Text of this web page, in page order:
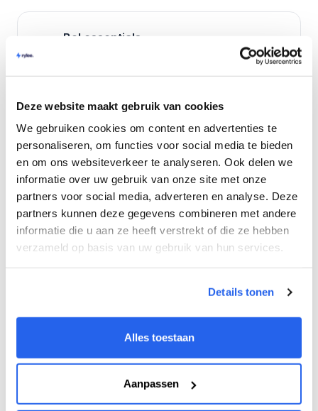
Deze website maakt gebruik van cookies
We gebruiken cookies om content en advertenties te
personaliseren, om functies voor social media te bieden
en om ons websiteverkeer te analyseren. Ook delen we
informatie over uw gebruik van onze site met onze
partners voor social media, adverteren en analyse. Deze
partners kunnen deze gegevens combineren met andere
informatie die u aan ze heeft verstrekt of die ze hebben
verzameld op basis van uw gebruik van hun services.
Details tonen
Alles toestaan
Aanpassen
Bol essentials
€25/m
Starter abonnement
Onbeperkt product research, geen
shop
€25/m
Agency
Alles-in-één, onbeperkt teams &
teamleden
€199/m
Volledige naam * Bedrijfsnaam
Wachtwoord